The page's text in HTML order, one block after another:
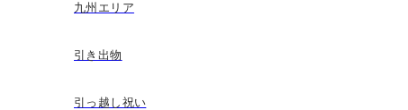
九州エリア
引き出物
引っ越し祝い